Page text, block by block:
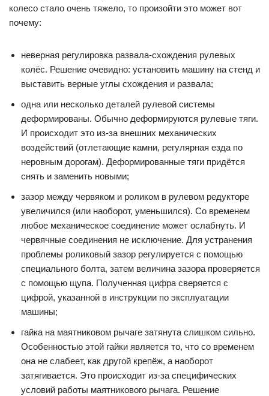
колесо стало очень тяжело, то произойти это может вот
почему:
неверная регулировка развала-схождения рулевых
колёс. Решение очевидно: установить машину на стенд и
выставить верные углы схождения и развала;
одна или несколько деталей рулевой системы
деформированы. Обычно деформируются рулевые тяги.
И происходит это из-за внешних механических
воздействий (отлетающие камни, регулярная езда по
неровным дорогам). Деформированные тяги придётся
снять и заменить новыми;
зазор между червяком и роликом в рулевом редукторе
увеличился (или наоборот, уменьшился). Со временем
любое механическое соединение может ослабнуть. И
червячные соединения не исключение. Для устранения
проблемы роликовый зазор регулируется с помощью
специального болта, затем величина зазора проверяется
с помощью щупа. Полученная цифра сверяется с
цифрой, указанной в инструкции по эксплуатации
машины;
гайка на маятниковом рычаге затянута слишком сильно.
Особенностью этой гайки является то, что со временем
она не слабеет, как другой крепёж, а наоборот
затягивается. Это происходит из-за специфических
условий работы маятникового рычага. Решение